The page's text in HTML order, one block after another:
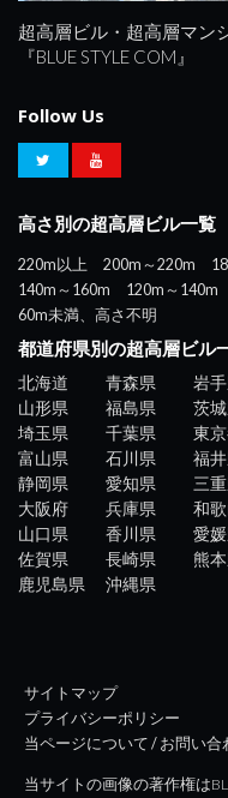
超高層ビル・超高層マン
『BLUE STYLE COM』
Follow Us
高さ別の超高層ビル一覧
220m以上 200m～220m
140m～160m
120m～140m
60m未満、高さ不明
都道府県別の超高層ビル
北海道 青森県 岩
山形県
福島県 茨
埼玉県
千葉県 東
富山県
石川県 福
静岡県
愛知県 三
大阪府
兵庫県 和
山口県
香川県 愛
佐賀県
長崎県 熊
鹿児島県
沖縄県
サイトマップ
プライバシーポリシー
当ページについて / お問い合
当サイトの画像の著作権は